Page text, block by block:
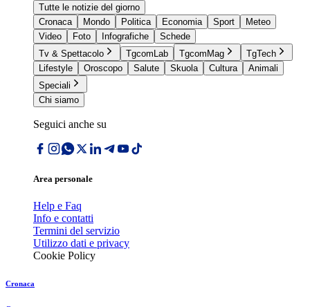
Tutte le notizie del giorno
Cronaca
Mondo Politica Economia Sport
Meteo
Video
Foto Infografiche
Schede
Tv & Spettacolo
TgcomLab TgcomMag
TgTech
Lifestyle
Oroscopo Salute Skuola Cultura
Animali
Speciali
Chi siamo
Seguici anche su
Area personale
Help e Faq
Info e contatti
Termini del servizio
Utilizzo dati e privacy
Cookie Policy
Cronaca